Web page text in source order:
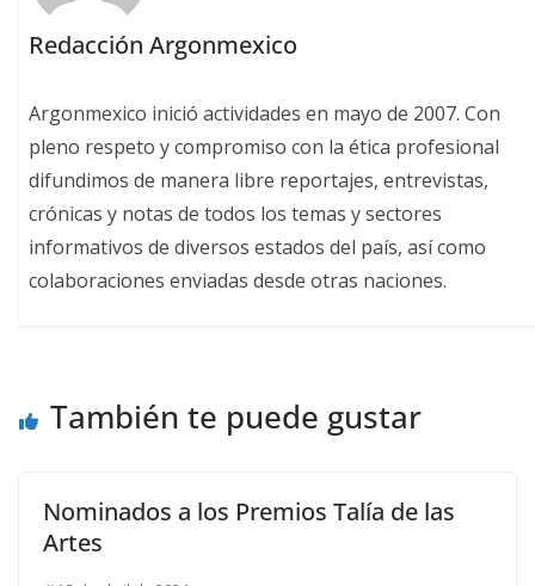
Redacción Argonmexico
Argonmexico inició actividades en mayo de 2007. Con
pleno respeto y compromiso con la ética profesional
difundimos de manera libre reportajes, entrevistas,
crónicas y notas de todos los temas y sectores
informativos de diversos estados del país, así como
colaboraciones enviadas desde otras naciones.
También te puede gustar
Nominados a los Premios Talía de las
Artes